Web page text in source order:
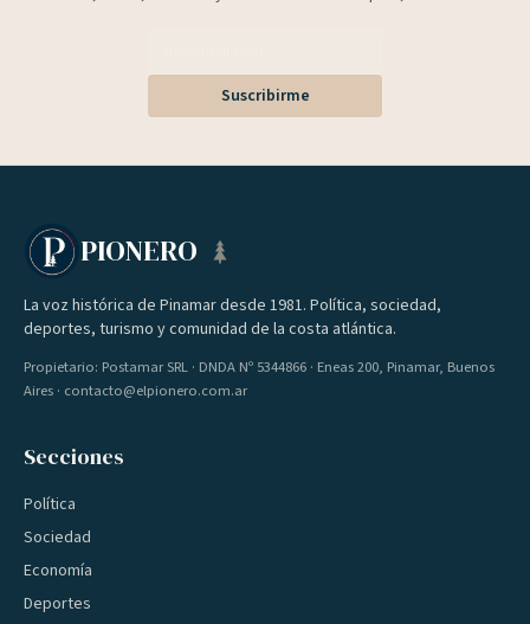
Suscribirme
PIONERO
La voz histórica de Pinamar desde 1981. Política, sociedad,
deportes, turismo y comunidad de la costa atlántica.
Propietario: Postamar SRL · DNDA Nº 5344866 · Eneas 200, Pinamar, Buenos
Aires · contacto@elpionero.com.ar
Secciones
Política
Sociedad
Economía
Deportes